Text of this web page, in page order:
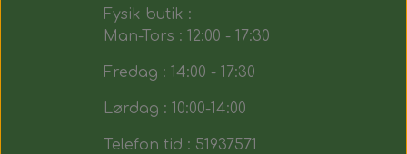
Fysik butik :
Man-Tors : 12:00 - 17:30
Fredag : 14:00 - 17:30
Lørdag : 10:00-14:00
Telefon tid : 51937571